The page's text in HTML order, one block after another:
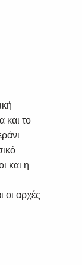
και το
και η
οι αρχές